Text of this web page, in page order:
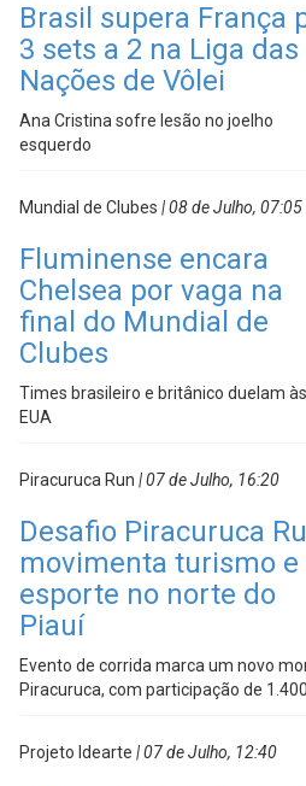
Brasil supera França
3 sets a 2 na Liga das
Nações de Vôlei
Ana Cristina sofre lesão no joelho
esquerdo
Mundial de Clubes | 08 de Julho, 07:05
Fluminense encara
Chelsea por vaga na
final do Mundial de
Clubes
Times brasileiro e britânico duelam
EUA
Piracuruca Run | 07 de Julho, 16:20
Desafio Piracuruca
movimenta turismo e
esporte no norte do
Piauí
Evento de corrida marca um novo
Piracuruca, com participação de
Projeto Idearte | 07 de Julho, 12:40